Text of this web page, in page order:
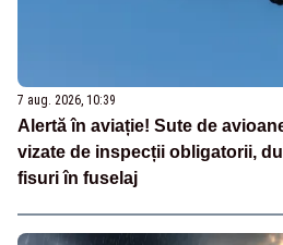
7 aug. 2026, 10:39
Alertă în aviație! Sute de
vizate de inspecții obligatorii,
fisuri în fuselaj